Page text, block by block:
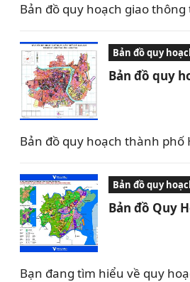
Bản đồ quy hoạch giao
Bản đồ quy
Bản đồ quy
Bản đồ quy hoạch thành
Bản đồ quy
Bản đồ Quy
Bạn đang tìm hiểu về quy